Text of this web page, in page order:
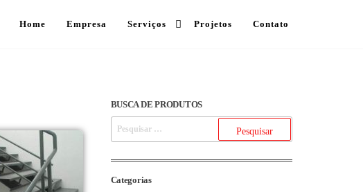
Home Empresa Serviços Projetos Contato
BUSCA DE PRODUTOS
Categorias